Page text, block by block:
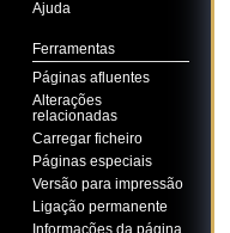
Ajuda
Ferramentas
Páginas afluentes
Alterações
relacionadas
Carregar ficheiro
Páginas especiais
Versão para impressão
Ligação permanente
Informações da página